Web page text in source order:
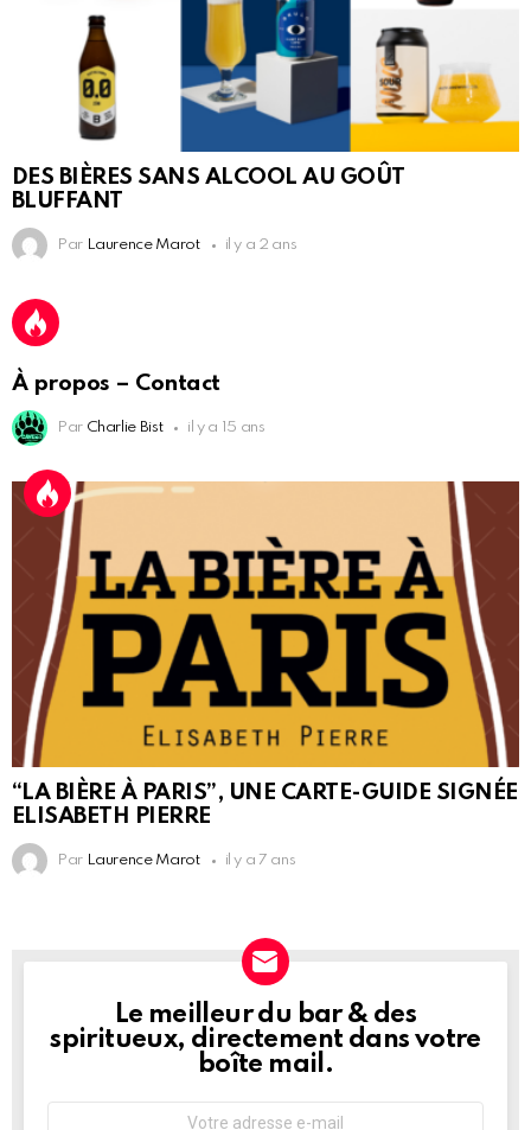
DES BIÈRES SANS ALCOOL AU GOÛT
BLUFFANT
Par Laurence Marot il y a 2 ans
À propos – Contact
Par Charlie Bist il y a 15 ans
“LA BIÈRE À PARIS”, UNE CARTE-GUIDE SIGNÉE
ELISABETH PIERRE
Par Laurence Marot il y a 7 ans
NEWSLETTER
Le meilleur du bar & des
spiritueux, directement dans votre
boîte mail.